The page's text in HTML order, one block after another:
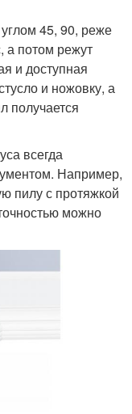
углом 45, 90, реже
а потом режут
и доступная
и ножовку, а
получается
всегда
Например,
пилу с протяжкой
можно